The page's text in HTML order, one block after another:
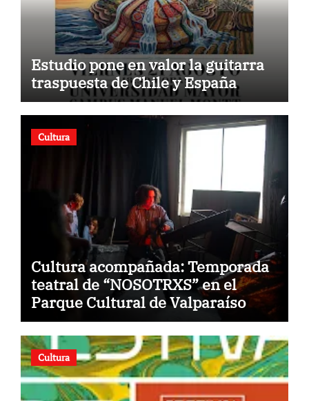
Estudio pone en valor la guitarra
traspuesta de Chile y España
Cultura
Cultura acompañada: Temporada
teatral de “NOSOTRXS” en el
Parque Cultural de Valparaíso
Cultura